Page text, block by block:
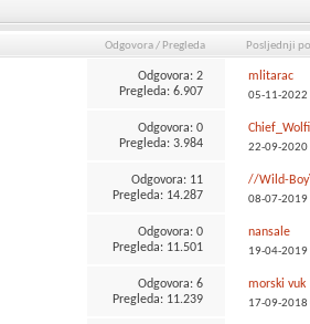
Odgovora/ Pregleda Posljednji
Odgovora: 2
Pregleda: 6.907
mlitarac
05-11-2022
Odgovora: 0
Pregleda: 3.984
22-09-2020
Odgovora: 11
Pregleda: 14.287
//Wild-
08-07-2019
Odgovora: 0
Pregleda: 11.501
nansale
19-04-2019
Odgovora: 6
Pregleda: 11.239
morski vuk
17-09-2018